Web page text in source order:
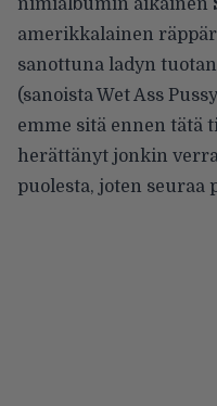
amerikkalainen
sanottuna ladyn
(sanoista Wet Ass
emme sitä ennen tätä
herättänyt jonkin
puolesta, joten seuraa